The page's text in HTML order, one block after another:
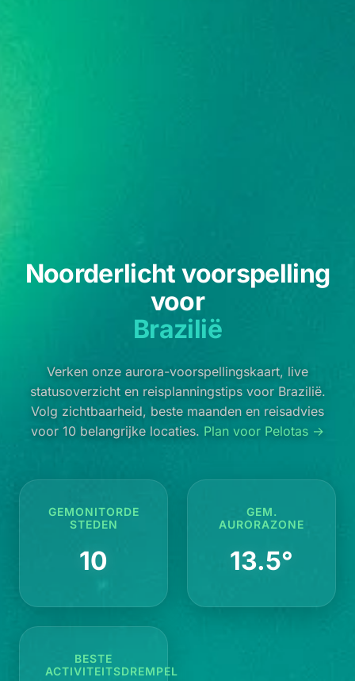
Noorderlicht voorspelling
voor
Brazilië
Verken onze aurora-voorspellingskaart, live
statusoverzicht en reisplanningstips voor Brazilië.
Volg zichtbaarheid, beste maanden en reisadvies
voor 10 belangrijke locaties. Plan voor Pelotas →
GEMONITORDE
STEDEN
10
GEM.
AURORAZONE
13.5°
BESTE
ACTIVITEITSDREMPEL